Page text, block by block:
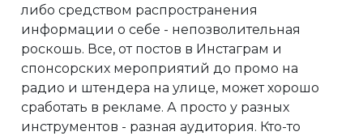
либо средством распространения
информации о себе - непозволительная
роскошь. Все, от постов в Инстаграм и
спонсорских мероприятий до промо на
радио и штендера на улице, может хорошо
сработать в рекламе. А просто у разных
инструментов - разная аудитория. Кто-то